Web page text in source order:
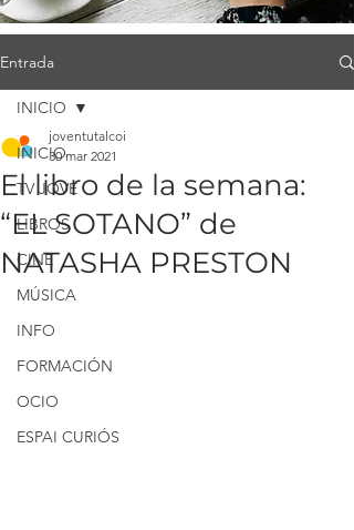
Entrada
INICIO
TV JOVE
LIBROS
CINE
MÚSICA
INFO
FORMACIÓN
OCIO
ESPAI CURIÓS
INICIO
El libro de la semana:
“EL SOTANO” de
NATASHA PRESTON
joventutalcoi
30 mar 2021